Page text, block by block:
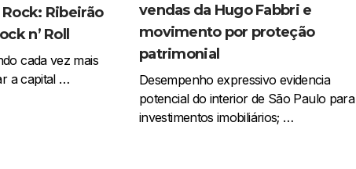
Ribeirão
n’ Roll
cada vez mais
a capital …
vendas da Hugo Fabbri e
movimento por proteção
patrimonial
Desempenho expressivo evidencia
potencial do interior de São Paulo para
investimentos imobiliários; …